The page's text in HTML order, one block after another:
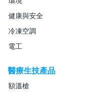
健康與安全
冷凍空調
電工
醫療生技產品
額溫槍